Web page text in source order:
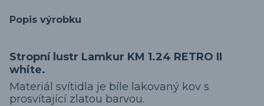
Popis výrobku
Stropní lustr Lamkur KM 1.24 RETRO II
white.
Materiál svítidla je bíle lakovaný kov s
prosvítající zlatou barvou.